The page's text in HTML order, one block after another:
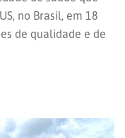
no Brasil, em 18
de qualidade e de